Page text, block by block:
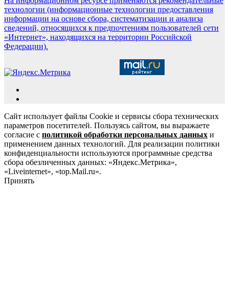
технологии (информационные технологии предоставления
информации на основе сбора, систематизации и анализа
сведений, относящихся к предпочтениям пользователей сети
«Интернет», находящихся на территории Российской
Федерации).
Сайт использует файлы Cookie и сервисы сбора технических
параметров посетителей. Пользуясь сайтом, вы выражаете
согласие с политикой обработки персональных данных и
применением данных технологий. Для реализации политики
конфиденциальности используются программные средства
сбора обезличенных данных: «Яндекс.Метрика»,
«Liveinternet», «top.Mail.ru».
Принять